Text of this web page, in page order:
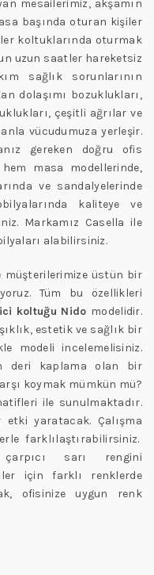
mesailerimiz, akşamın
başında oturan kişiler
koltuklarında oturmak
uzun saatler hareketsiz
sağlık sorunlarının
dolaşımı bozuklukları,
çeşitli ağrılar ve
vücudumuza yerleşir.
gereken doğru ofis
masa modellerinde,
ve sandalyelerinde
kaliteye ve
Markamız Casella ile
alabilirsiniz.
müşterilerimize üstün bir
Tüm bu özellikleri
koltuğu Nido modelidir.
estetik ve sağlık bir
modeli incelemelisiniz.
deri kaplama olan bir
koymak mümkün mü?
ile sunulmaktadır.
yaratacak. Çalışma
farklılaştırabilirsiniz.
sarı rengini
için farklı renklerde
ofisinize uygun renk